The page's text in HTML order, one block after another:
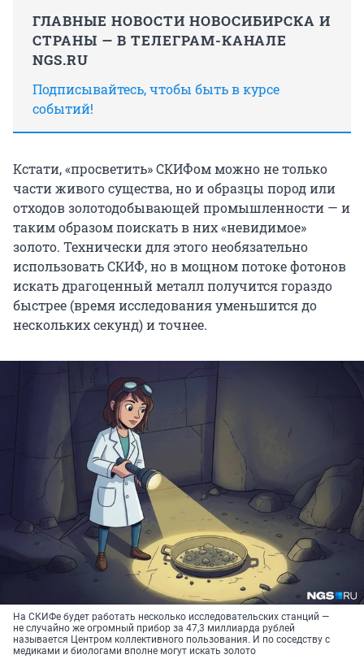
ГЛАВНЫЕ НОВОСТИ НОВОСИБИРСКА И
СТРАНЫ — В ТЕЛЕГРАМ-КАНАЛЕ
NGS.RU
Подписывайтесь, чтобы быть в курсе
событий!
Кстати, «просветить» СКИФом можно не только
части живого существа, но и образцы пород или
отходов золотодобывающей промышленности — и
таким образом поискать в них «невидимое»
золото. Технически для этого необязательно
использовать СКИФ, но в мощном потоке фотонов
искать драгоценный металл получится гораздо
быстрее (время исследования уменьшится до
нескольких секунд) и точнее.
На СКИФе будет работать несколько исследовательских станций —
не случайно же огромный прибор за 47,3 миллиарда рублей
называется Центром коллективного пользования. И по соседству с
медиками и биологами вполне могут искать золото